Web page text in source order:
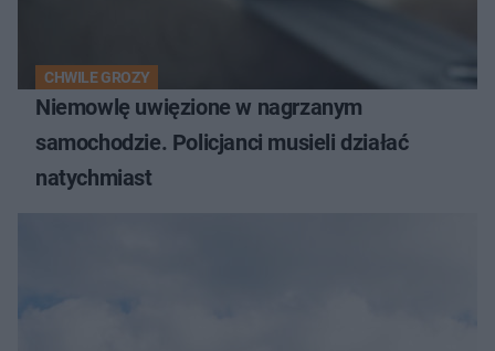
CHWILE GROZY
Niemowlę uwięzione w nagrzanym
samochodzie. Policjanci musieli działać
natychmiast